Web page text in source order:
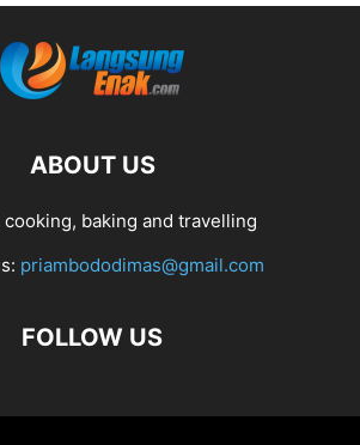
ABOUT US
cooking, baking and travelling
priambododimas@gmail.com
FOLLOW US